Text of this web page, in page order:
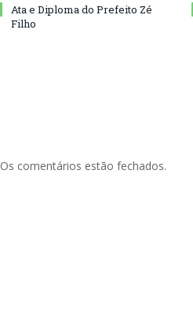
Ata e Diploma do Prefeito Zé
Filho
Os comentários estão fechados.